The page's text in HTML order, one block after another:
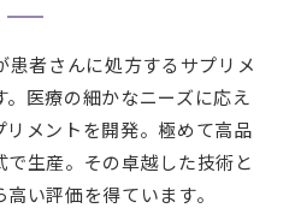
者さんに処方するサプリメ
医療の細かなニーズに応え
メントを開発。極めて高品
生産。その卓越した技術と
い評価を得ています。